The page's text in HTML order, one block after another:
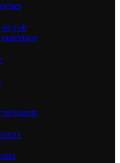
de l'air
matériaux